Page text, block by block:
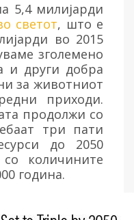
5,4 милијарди
светот, што е
во 2015
зголемено
и други добра
за животниот
приходи.
продолжи со
три пати
до 2050
количините
година.